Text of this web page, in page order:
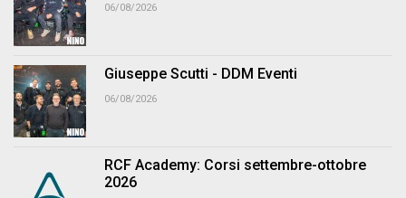
06/08/2026
Giuseppe Scutti - DDM Eventi
06/08/2026
RCF Academy: Corsi settembre-ottobre
2026